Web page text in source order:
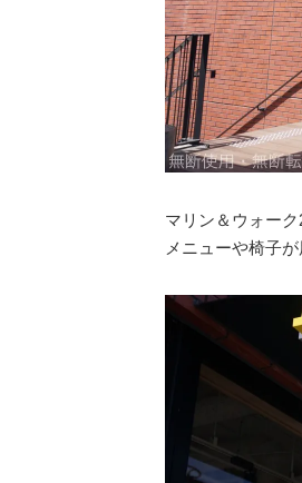
マリン＆ウォー
メニューや椅子